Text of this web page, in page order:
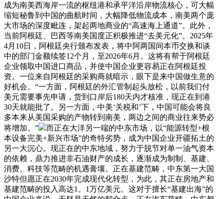
成为南美西海岸一流的枢纽港和承平洋沿岸物流核心，可大幅
缩短秘鲁到中国的曲航时间，大幅降低物流成本，南美两个庞
大市场的深度毗连，架起两地商业的“高速海上通道”。此外，
当前阿根廷、巴西等南美国度正积极推进“去美元化”。2025年
4月10日，阿根廷央行颁布发表，将中阿两国间本币交换和谈
中的部门金额续签12个月，至2026年6月。这将有帮于阿根廷
企业领取中国进口商品，并使中国企业更容易正在阿根廷投
资。一位来自阿根廷的采购商就暗示，眼下是来中国做生意的
好机会。“一方面，阿根廷的外汇管制起头放松，以前我们付
美元需要事先申请，货到口岸后180天内才核准，现正在到港
30天就能批了。另一方面，中美‘关税和’下，中国可能会将良
多本来从美国采购的产物转到南美，两边之间的商业往来势必
将增加。”
而正在大洋另一端的中东市场，以“能源转型+根
本设备完美+新兴市场”的奇特劣势，成为中国企业开疆拓土的
另一大沉心。现正在的中东地域，努力于脱节对单一油气资本
的依赖，鼎力推进非石油财产的成长，逐渐成为制制、基建、
消费、科技等范畴的机遇膏壤。正在基建范畴，中东第一大国
沙特但愿正在2030年完成现代化转型，为此，其正在房地产和
基建范畴的投入高达1。1万亿美元。这对于擅长“基建出海”的